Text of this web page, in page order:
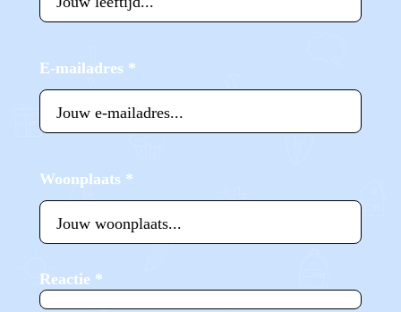
E-mailadres *
Woonplaats *
Reactie *